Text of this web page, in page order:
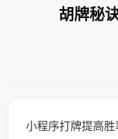
胡牌秘
小程序打牌提高